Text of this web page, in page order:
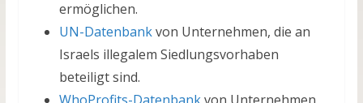
ermöglichen.
UN-Datenbankvon Unternehmen, die an
Israels illegalem Siedlungsvorhaben
beteiligt sind.